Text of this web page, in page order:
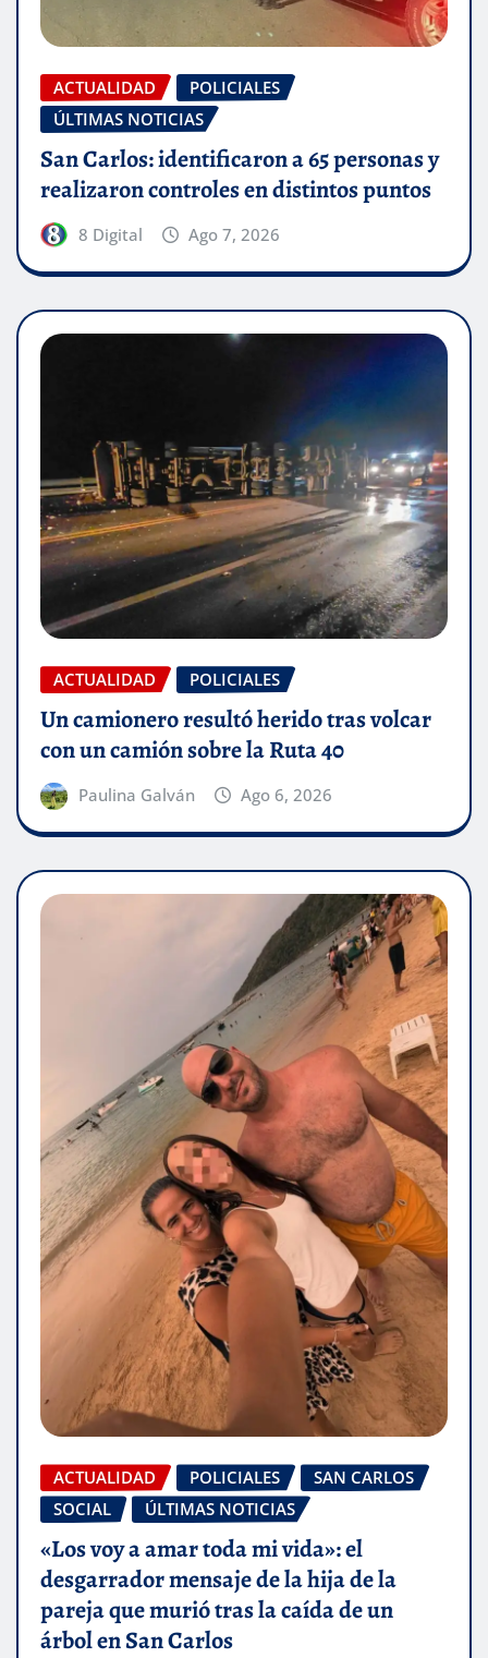
ACTUALIDAD
POLICIALES
ÚLTIMAS NOTICIAS
San Carlos: identificaron a 65 personas y
realizaron controles en distintos puntos
8 Digital Ago 7, 2026
ACTUALIDAD POLICIALES
Un camionero resultó herido tras volcar
con un camión sobre la Ruta 40
Paulina Galván Ago 6, 2026
ACTUALIDAD POLICIALES
SAN CARLOS
SOCIAL
ÚLTIMAS NOTICIAS
«Los voy a amar toda mi vida»: el
desgarrador mensaje de la hija de la
pareja que murió tras la caída de un
árbol en San Carlos